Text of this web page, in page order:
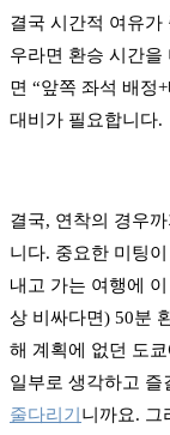
결국 시간적 여유가
우라면 환승 시간을
면 “앞쪽 좌석 배정
대비가 필요합니다.
결국, 연착의 경우
니다. 중요한 미팅
내고 가는 여행에
상 비싸다면) 50분
해 계획에 없던 도
일부로 생각하고 즐
줄다리기 니까요. 그